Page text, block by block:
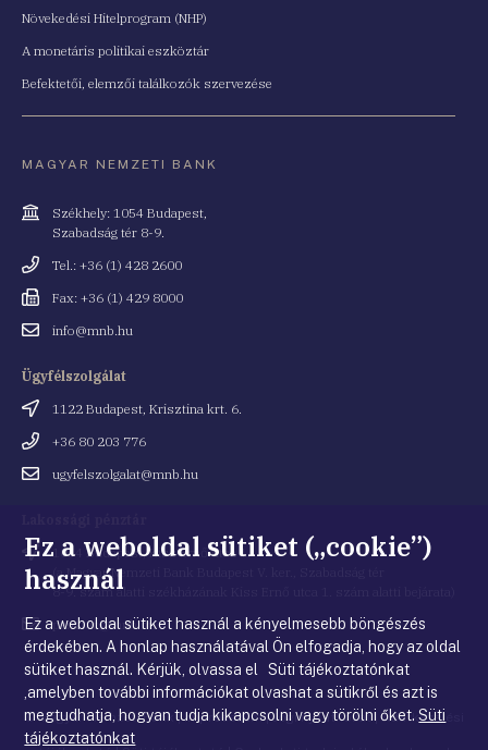
Növekedési Hitelprogram (NHP)
A monetáris politikai eszköztár
Befektetői, elemzői találkozók szervezése
MAGYAR NEMZETI BANK
Cím
Székhely: 1054 Budapest,
Szabadság tér 8-9.
Telefonszám
Tel.: +36 (1) 428 2600
Fax
Fax: +36 (1) 429 8000
Emailinfo@mnb.hu
Ügyfélszolgálat
Cím
1122 Budapest, Krisztina krt. 6.
Telefonszám
+36 80 203 776
Emailugyfelszolgalat@mnb.hu
Cím 1054 Budapest, Kiss Ernő utca 1.
(a Magyar Nemzeti Bank Budapest V. ker., Szabadság tér
8-9. szám alatti székházának Kiss Ernő utca 1. szám alatti bejárata)
Email
cím
penztar@mnb.hu
© Magyar Nemzeti Bank |Impresszum|Jogi nyilatkozat|Adatkezelési
Ez a weboldal sütiket („cookie”)
használ
Ez a weboldal sütiket használ a kényelmesebb böngészés
érdekében. A honlap használatával Ön elfogadja, hogy az oldal
sütiket használ. Kérjük, olvassa el Süti tájékoztatónkat
,amelyben további információkat olvashat a sütikről és azt is
megtudhatja, hogyan tudja kikapcsolni vagy törölni őket.Süti
tájékoztatónkat